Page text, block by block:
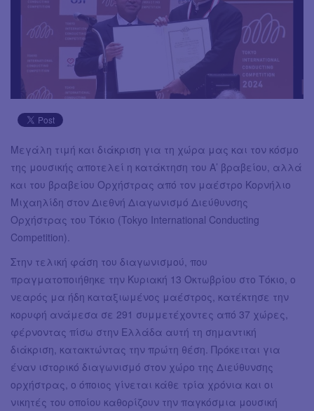
Μεγάλη τιμή και διάκριση για τη χώρα μας και τον κόσμο
της μουσικής αποτελεί η κατάκτηση του Α’ βραβείου, αλλά
και του βραβείου Ορχήστρας από τον μαέστρο Κορνήλιο
Μιχαηλίδη στον Διεθνή Διαγωνισμό Διεύθυνσης
Ορχήστρας του Τόκιο (Tokyo International Conducting
Competition).
Στην τελική φάση του διαγωνισμού, που
πραγματοποιήθηκε την Κυριακή 13 Οκτωβρίου στο Τόκιο, ο
νεαρός μα ήδη καταξιωμένος μαέστρος, κατέκτησε την
κορυφή ανάμεσα σε 291 συμμετέχοντες από 37 χώρες,
φέρνοντας πίσω στην Ελλάδα αυτή τη σημαντική
διάκριση, κατακτώντας την πρώτη θέση. Πρόκειται για
έναν ιστορικό διαγωνισμό στον χώρο της Διεύθυνσης
ορχήστρας, ο όποιος γίνεται κάθε τρία χρόνια και οι
νικητές του οποίου καθορίζουν την παγκόσμια μουσική